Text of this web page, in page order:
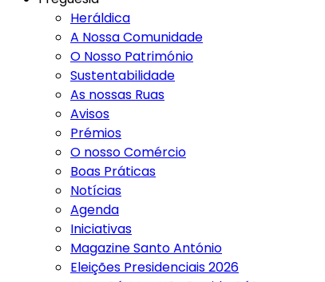
Heráldica
A Nossa Comunidade
O Nosso Património
Sustentabilidade
As nossas Ruas
Avisos
Prémios
O nosso Comércio
Boas Práticas
Notícias
Agenda
Iniciativas
Magazine Santo António
Eleições Presidenciais 2026